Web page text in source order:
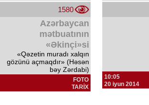
1580
Azərbaycan
mətbuatının
«Əkinçi»si
«Qəzetin muradı xalqın
gözünü açmaqdır» (Həsən
bəy Zərdabi)
FOTO
TARİX
10:05
20 iyun 2014